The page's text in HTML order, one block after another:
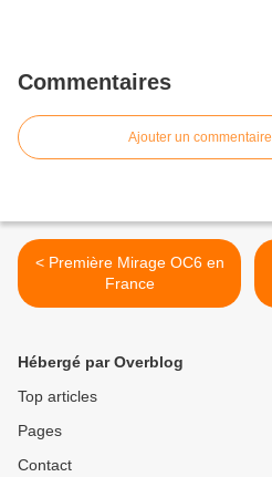
Commentaires
Ajouter un commentaire
< Première Mirage OC6 en
France
Hébergé par Overblog
Top articles
Pages
Contact